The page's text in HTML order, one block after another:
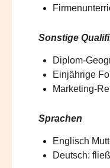
Sonstige
Diplom-
Einjährige
Marketing-
Sprachen
Englisch
Deutsch: